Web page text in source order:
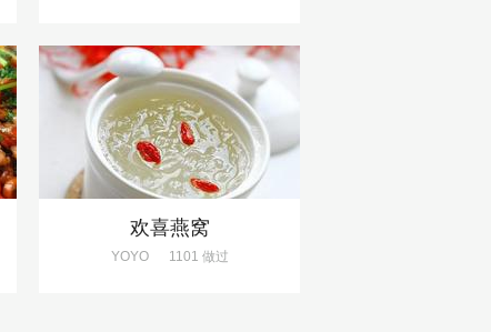
欢喜燕窝
YOYO1101 做过